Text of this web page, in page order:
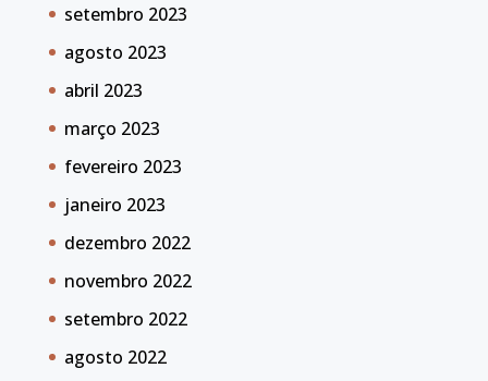
setembro 2023
agosto 2023
abril 2023
março 2023
fevereiro 2023
janeiro 2023
dezembro 2022
novembro 2022
setembro 2022
agosto 2022